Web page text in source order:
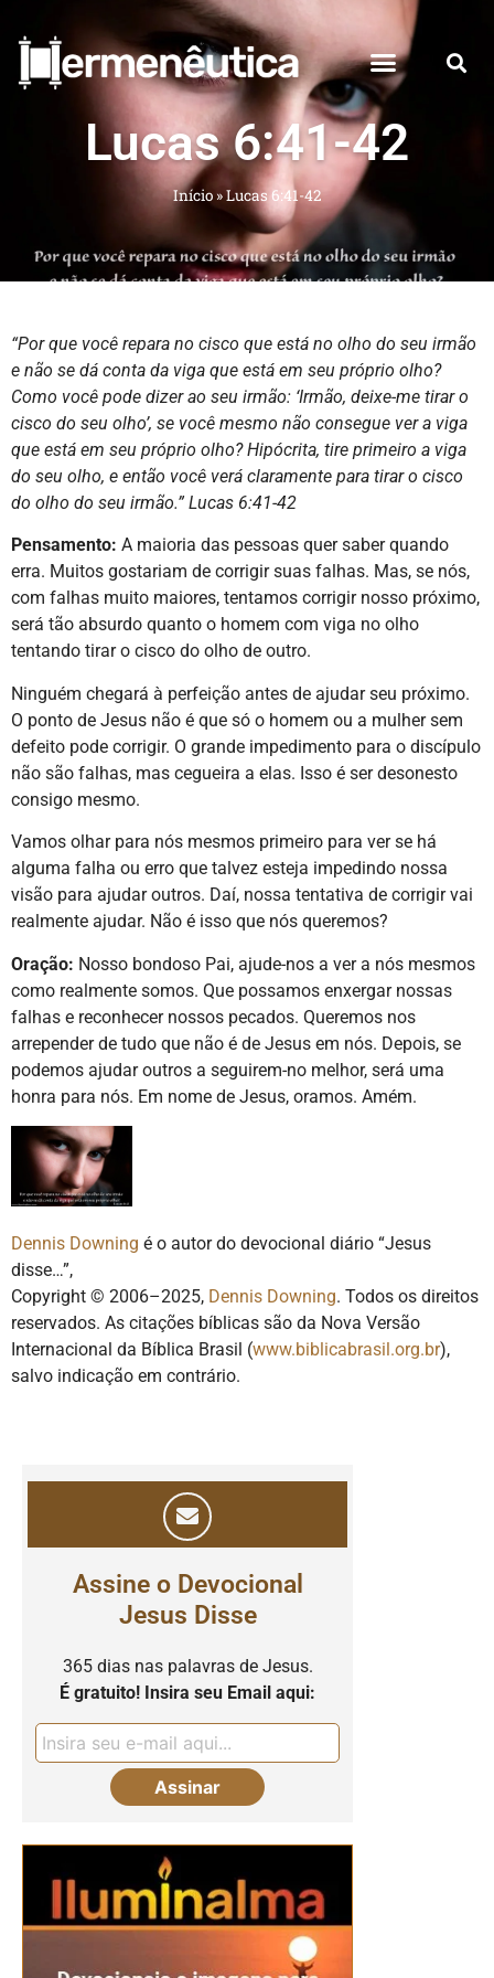
Lucas 6:41-42
Início»Lucas 6:41-42
“Por que você repara no cisco que está no olho do seu irmão
e não se dá conta da viga que está em seu próprio olho?
Como você pode dizer ao seu irmão: ‘Irmão, deixe-me tirar o
cisco do seu olho’, se você mesmo não consegue ver a viga
que está em seu próprio olho? Hipócrita, tire primeiro a viga
do seu olho, e então você verá claramente para tirar o cisco
do olho do seu irmão.” Lucas 6:41-42
Pensamento: A maioria das pessoas quer saber quando
erra. Muitos gostariam de corrigir suas falhas. Mas, se nós,
com falhas muito maiores, tentamos corrigir nosso próximo,
será tão absurdo quanto o homem com viga no olho
tentando tirar o cisco do olho de outro.
Ninguém chegará à perfeição antes de ajudar seu próximo.
O ponto de Jesus não é que só o homem ou a mulher sem
defeito pode corrigir. O grande impedimento para o discípulo
não são falhas, mas cegueira a elas. Isso é ser desonesto
consigo mesmo.
Vamos olhar para nós mesmos primeiro para ver se há
alguma falha ou erro que talvez esteja impedindo nossa
visão para ajudar outros. Daí, nossa tentativa de corrigir vai
realmente ajudar. Não é isso que nós queremos?
Oração: Nosso bondoso Pai, ajude-nos a ver a nós mesmos
como realmente somos. Que possamos enxergar nossas
falhas e reconhecer nossos pecados. Queremos nos
arrepender de tudo que não é de Jesus em nós. Depois, se
podemos ajudar outros a seguirem-no melhor, será uma
honra para nós. Em nome de Jesus, oramos. Amém.
Dennis Downing é o autor do devocional diário “Jesus
disse…”,
Copyright © 2006–2025, Dennis Downing. Todos os direitos
reservados. As citações bíblicas são da Nova Versão
Internacional da Bíblica Brasil (www.biblicabrasil.org.br),
salvo indicação em contrário.
Assine o Devocional
Jesus Disse
365 dias nas palavras de Jesus.
É gratuito! Insira seu Email aqui: